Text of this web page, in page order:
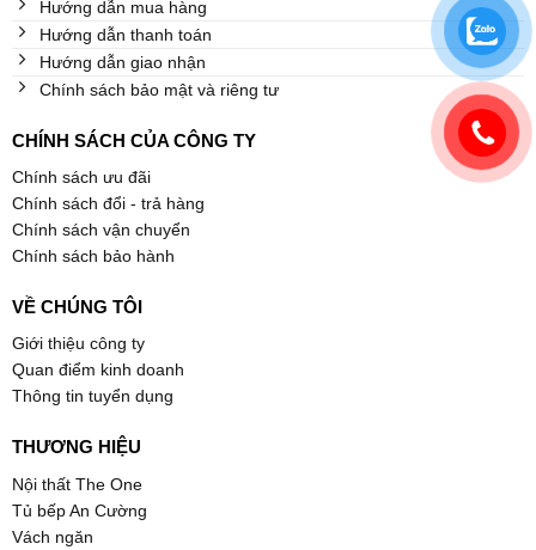
Hướng dẫn mua hàng
Hướng dẫn thanh toán
Hướng dẫn giao nhận
Chính sách bảo mật và riêng tư
CHÍNH SÁCH CỦA CÔNG TY
Chính sách ưu đãi
Chính sách đổi - trả hàng
Chính sách vận chuyển
Chính sách bảo hành
VỀ CHÚNG TÔI
Giới thiệu công ty
Quan điểm kinh doanh
Thông tin tuyển dụng
THƯƠNG HIỆU
Nội thất The One
Tủ bếp An Cường
Vách ngăn